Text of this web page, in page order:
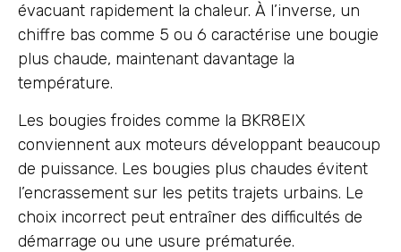
évacuant rapidement la chaleur. À l’inverse, un
chiffre bas comme 5 ou 6 caractérise une bougie
plus chaude, maintenant davantage la
température.
Les bougies froides comme la BKR8EIX
conviennent aux moteurs développant beaucoup
de puissance. Les bougies plus chaudes évitent
l’encrassement sur les petits trajets urbains. Le
choix incorrect peut entraîner des difficultés de
démarrage ou une usure prématurée.